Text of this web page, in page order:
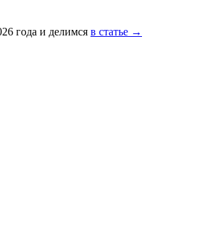
года и делимся в статье →